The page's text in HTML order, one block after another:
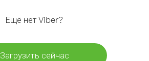
Ещё нет Viber?
Загрузить сейчас